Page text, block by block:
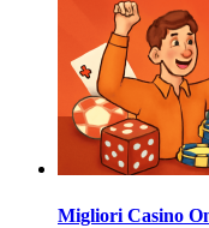
Migliori Casino